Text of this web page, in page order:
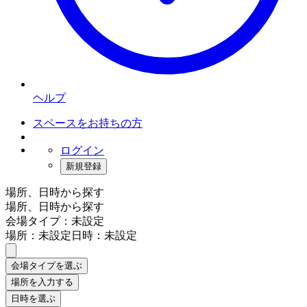
ヘルプ
スペースをお持ちの方
ログイン
新規登録
場所、日時から探す
場所、日時から探す
会場タイプ：未設定
場所：未設定日時：未設定
会場タイプを選ぶ
場所を入力する
日時を選ぶ